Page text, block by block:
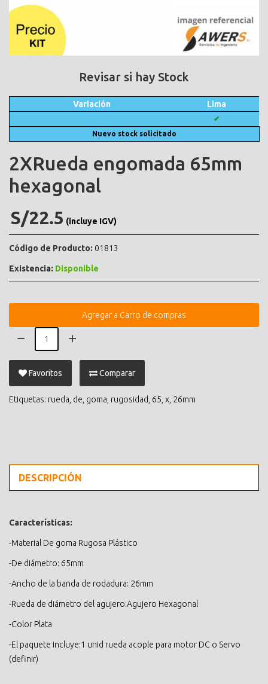
Revisar si hay Stock
Variación Lima
✔
Nuevo stock solicitado
2XRueda engomada 65mm
hexagonal
S/22.5 (incluye IGV)
Código de Producto: 01813
Existencia: Disponible
Agregar a Carro de compras
Favoritos Comparar
Etiquetas: rueda de goma rugosidad 65 x 26mm
DESCRIPCIÓN
Características:
-Material De goma Rugosa Plástico
-De diámetro: 65mm
-Ancho de la banda de rodadura: 26mm
-Rueda de diámetro del agujero:Agujero Hexagonal
-Color Plata
-El paquete incluye:1 unid rueda acople para motor DC o Servo
(definir)